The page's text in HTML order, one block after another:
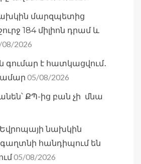
մարզպետից
184 միլիոն դրամ և
2026
գումար է հատկացվում․
05/08/2026
ՔՊ-ից բան չի մնա
նախկին
հանդիպում են
05/08/2026